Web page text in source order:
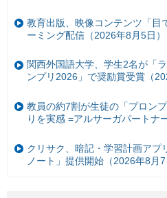
教育出版、映像コンテンツ「目
ーミング配信（2026年8月5日）
関西外国語大学、学生2名が「
ンプリ2026」で奨励賞受賞（
教員の約7割が生徒の「プロン
りを実感 =アルサーガパートナ
クリサク、暗記・学習計画アプ
ノート」提供開始（2026年8月7